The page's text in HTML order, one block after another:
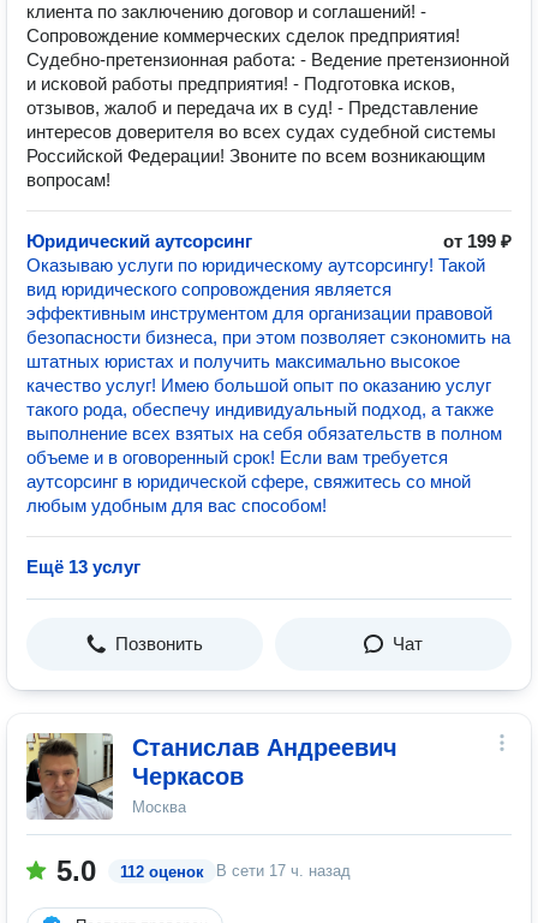
клиента по заключению договор и соглашений! -
Сопровождение коммерческих сделок предприятия!
Судебно-претензионная работа: - Ведение претензионной
и исковой работы предприятия! - Подготовка исков,
отзывов, жалоб и передача их в суд! - Представление
интересов доверителя во всех судах судебной системы
Российской Федерации! Звоните по всем возникающим
вопросам!
Юридический аутсорсинг
от 199 ₽
Оказываю услуги по юридическому аутсорсингу! Такой
вид юридического сопровождения является
эффективным инструментом для организации правовой
безопасности бизнеса, при этом позволяет сэкономить на
штатных юристах и получить максимально высокое
качество услуг! Имею большой опыт по оказанию услуг
такого рода, обеспечу индивидуальный подход, а также
выполнение всех взятых на себя обязательств в полном
объеме и в оговоренный срок! Если вам требуется
аутсорсинг в юридической сфере, свяжитесь со мной
любым удобным для вас способом!
Ещё 13 услуг
Позвонить Чат
Станислав Андреевич
Черкасов
Москва
5.0 112 оценок В сети 17 ч. назад